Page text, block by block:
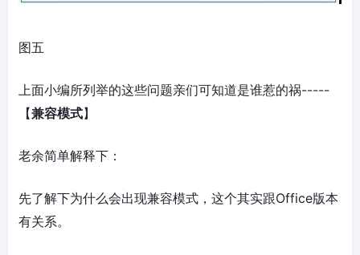
图五
上面小编所列举的这些问题亲们可知道是谁惹的祸-----
【兼容模式】
老余简单解释下：
先了解下为什么会出现兼容模式，这个其实跟Office版本
有关系。